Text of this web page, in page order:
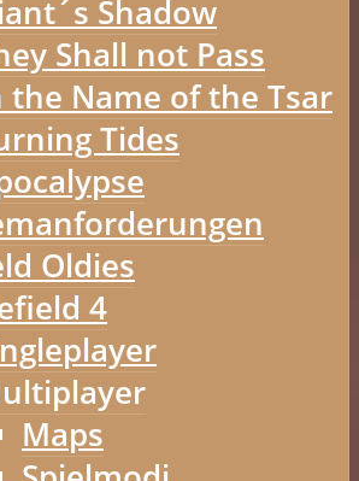
Shadow
Shall not Pass
the Name of the Tsar
Tides
Oldies
4
Maps